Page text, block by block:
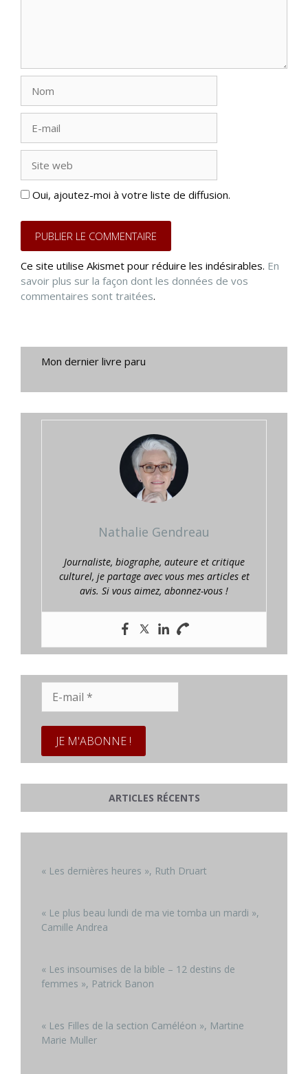
mail
web
Oui, ajoutez-moi à votre liste de diffusion.
Ce site utilise Akismet pour réduire les indésirables. En
savoir plus sur la façon dont les données de vos
commentaires sont traitées.
Mon dernier livre paru
Nathalie Gendreau
Journaliste, biographe, auteure et critique
culturel, je partage avec vous mes articles et
avis. Si vous aimez, abonnez-vous !
mail
ARTICLES RÉCENTS
« Les dernières heures », Ruth Druart
« Le plus beau lundi de ma vie tomba un mardi »,
Camille Andrea
« Les insoumises de la bible – 12 destins de
femmes », Patrick Banon
« Les Filles de la section Caméléon », Martine
Marie Muller